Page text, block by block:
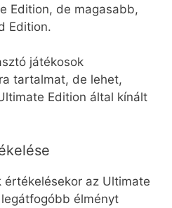
Edition, de magasabb,
Edition.
játékosok
tartalmat, de lehet,
Edition által kínált
az Ultimate
élményt